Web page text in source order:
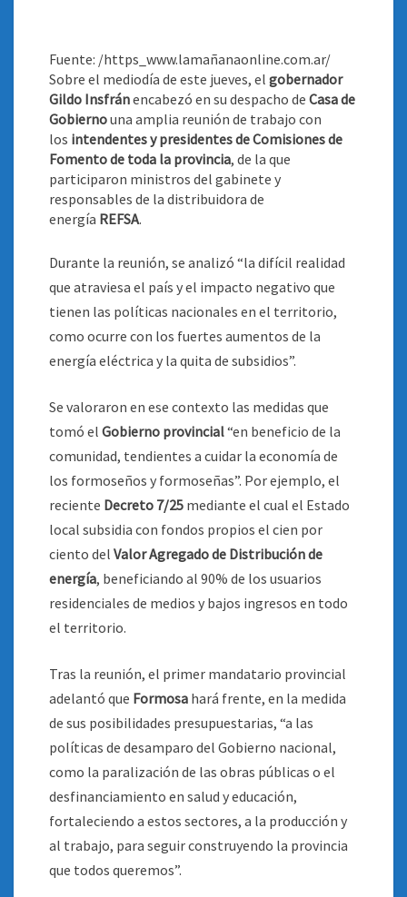
Fuente: /https_www.lamañanaonline.com.ar/
Sobre el mediodía de este jueves, el gobernador
Gildo Insfránencabezó en su despacho de Casa de
Gobiernouna amplia reunión de trabajo con
los intendentes y presidentes de Comisiones de
Fomento de toda la provincia, de la que
participaron ministros del gabinete y
responsables de la distribuidora de
energía REFSA.
Durante la reunión, se analizó “la difícil realidad
que atraviesa el país y el impacto negativo que
tienen las políticas nacionales en el territorio,
como ocurre con los fuertes aumentos de la
energía eléctrica y la quita de subsidios”.
Se valoraron en ese contexto las medidas que
tomó el Gobierno provincial“en beneficio de la
comunidad, tendientes a cuidar la economía de
los formoseños y formoseñas”. Por ejemplo, el
reciente Decreto 7/25 mediante el cual el Estado
local subsidia con fondos propios el cien por
ciento del Valor Agregado de Distribución de
energía, beneficiando al 90% de los usuarios
residenciales de medios y bajos ingresos en todo
el territorio.
Tras la reunión, el primer mandatario provincial
adelantó que Formosa hará frente, en la medida
de sus posibilidades presupuestarias, “a las
políticas de desamparo del Gobierno nacional,
como la paralización de las obras públicas o el
desfinanciamiento en salud y educación,
fortaleciendo a estos sectores, a la producción y
al trabajo, para seguir construyendo la provincia
que todos queremos”.